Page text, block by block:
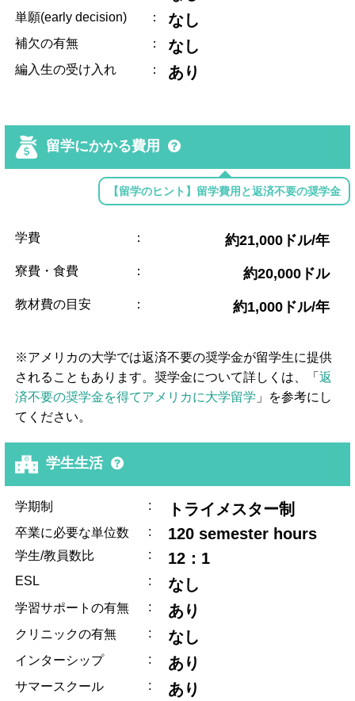
単願(early decision) ： なし
補欠の有無 ： なし
編入生の受け入れ ： あり
留学にかかる費用
【留学のヒント】留学費用と返済不要の奨学金
学費 ： 約21,000ドル/年
寮費・食費 ： 約20,000ドル
教材費の目安 ： 約1,000ドル/年
※アメリカの大学では返済不要の奨学金が留学生に提供
されることもあります。奨学金について詳しくは、「返
済不要の奨学金を得てアメリカに大学留学 」を参考にし
てください。
学生生活
学期制 : トライメスター制
卒業に必要な単位数 : 120 semester hours
学生/教員数比 : 12：1
ESL : なし
学習サポートの有無 : あり
クリニックの有無 : なし
インターシップ : あり
サマースクール : あり